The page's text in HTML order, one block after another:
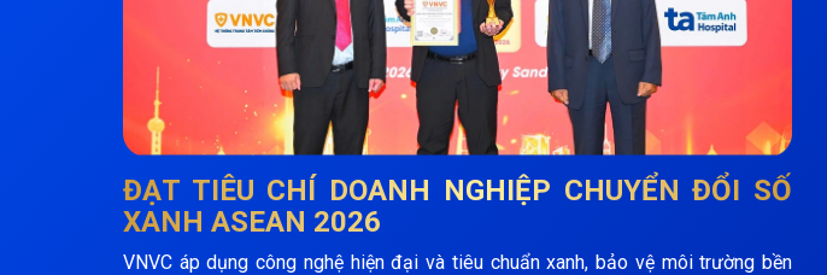
ĐẠT TIÊU CHÍ DOANH NGHIỆP CHUYỂN ĐỔI SỐ
XANH ASEAN 2026
VNVC áp dụng công nghệ hiện đại và tiêu chuẩn xanh, bảo vệ môi trường bền